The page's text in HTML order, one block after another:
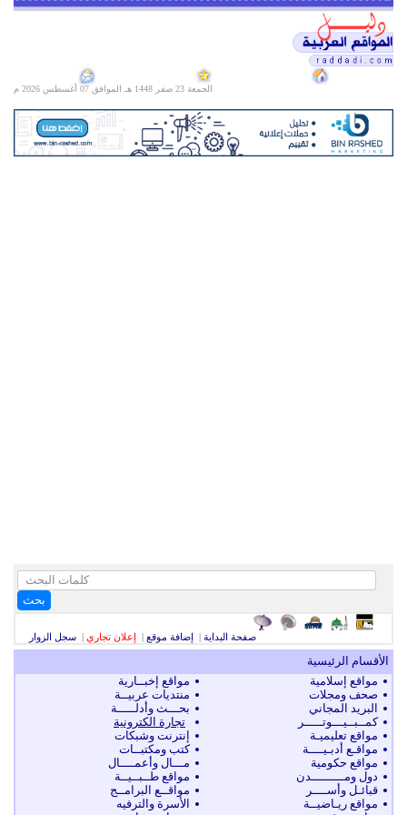
الجمعة 23 صفر 1448 هـ الموافق
بحث
صفحة البداية | إضافة موقع | إعلان تجاري | سجل الزوار
الأقسام الرئيسية
مواقع إسلامية
صحف ومجلات
البريد المجاني
كمــبــيـــوتـــــر
مواقع تعليميـة
مواقـع أدبـيــــة
مواقع حكومية
دول ومـــــــــدن
قبائـل وأســــر
مواقع ريـاضيــة
مواقع إخبــارية
منتديات عربيــة
بحـــث وأدلـــــة
تجارة الكترونية
إنترنت وشبكات
كتب ومكتبــات
مـــال وأعمــــال
مواقع طــبــيــة
مواقــع البرامــج
الأسرة والترفيه